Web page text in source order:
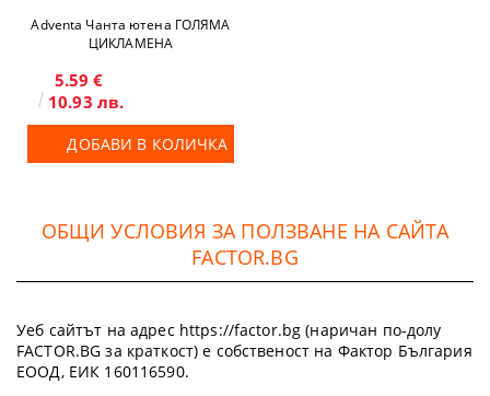
Adventa Чанта ютена ГОЛЯМА
ЦИКЛАМЕНА
5.59 €
10.93 лв.
ДОБАВИ В КОЛИЧКА
ОБЩИ УСЛОВИЯ ЗА ПОЛЗВАНЕ НА САЙТА
FACTOR.BG
Уеб сайтът на адрес https://factor.bg (наричан по-долу
FACTOR.BG за краткост) е собственост на Фактор България
ЕООД, ЕИК 160116590.